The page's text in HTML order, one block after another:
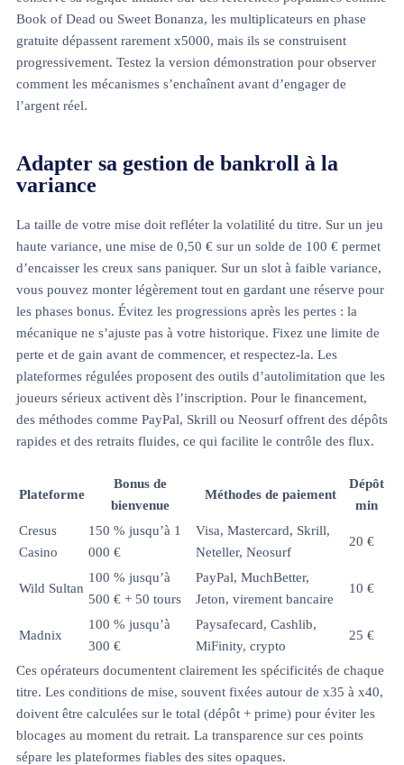
Book of Dead ou Sweet Bonanza, les multiplicateurs en phase
gratuite dépassent rarement x5000, mais ils se construisent
progressivement. Testez la version démonstration pour observer
comment les mécanismes s’enchaînent avant d’engager de
l’argent réel.
Adapter sa gestion de bankroll à la
variance
La taille de votre mise doit refléter la volatilité du titre. Sur un jeu
haute variance, une mise de 0,50 € sur un solde de 100 € permet
d’encaisser les creux sans paniquer. Sur un slot à faible variance,
vous pouvez monter légèrement tout en gardant une réserve pour
les phases bonus. Évitez les progressions après les pertes : la
mécanique ne s’ajuste pas à votre historique. Fixez une limite de
perte et de gain avant de commencer, et respectez-la. Les
plateformes régulées proposent des outils d’autolimitation que les
joueurs sérieux activent dès l’inscription. Pour le financement,
des méthodes comme PayPal, Skrill ou Neosurf offrent des dépôts
rapides et des retraits fluides, ce qui facilite le contrôle des flux.
Plateforme
Bonus de
bienvenue
Méthodes de paiement
Dépôt
min
Cresus
Casino
150 % jusqu’à 1
000 €
Visa, Mastercard, Skrill,
Neteller, Neosurf
20 €
Wild Sultan
100 % jusqu’à
500 € + 50 tours
PayPal, MuchBetter,
Jeton, virement bancaire
10 €
Madnix
100 % jusqu’à
300 €
Paysafecard, Cashlib,
MiFinity, crypto
25 €
Ces opérateurs documentent clairement les spécificités de chaque
titre. Les conditions de mise, souvent fixées autour de x35 à x40,
doivent être calculées sur le total (dépôt + prime) pour éviter les
blocages au moment du retrait. La transparence sur ces points
sépare les plateformes fiables des sites opaques.